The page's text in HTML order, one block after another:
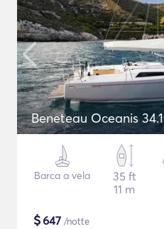
Beneteau Oceanis 34.1
Barca a vela
35 ft
11 m
$647 /notte